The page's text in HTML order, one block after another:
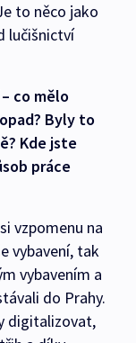
to něco jako
lučišnictví
co mělo
Byly to
Kde jste
práce
vzpomenu na
vybavení, tak
vybavením a
do Prahy.
digitalizovat,